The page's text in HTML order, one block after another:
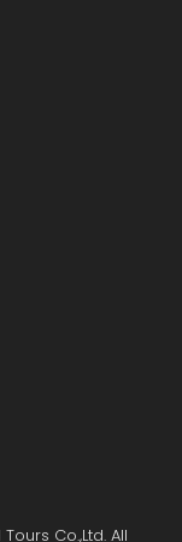
Co.,Ltd. All